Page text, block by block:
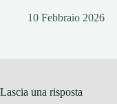
10 Febbraio 2026
Lascia una risposta